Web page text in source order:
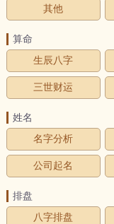
其他
算命
生辰八字
三世财运
姓名
名字分析
公司起名
排盘
八字排盘